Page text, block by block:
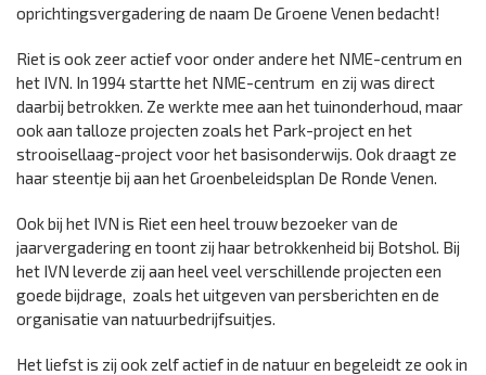
oprichtingsvergadering de naam De Groene Venen bedacht!
Riet is ook zeer actief voor onder andere het NME-centrum en
het IVN. In 1994 startte het NME-centrum en zij was direct
daarbij betrokken. Ze werkte mee aan het tuinonderhoud, maar
ook aan talloze projecten zoals het Park-project en het
strooisellaag-project voor het basisonderwijs. Ook draagt ze
haar steentje bij aan het Groenbeleidsplan De Ronde Venen.
Ook bij het IVN is Riet een heel trouw bezoeker van de
jaarvergadering en toont zij haar betrokkenheid bij Botshol. Bij
het IVN leverde zij aan heel veel verschillende projecten een
goede bijdrage, zoals het uitgeven van persberichten en de
organisatie van natuurbedrijfsuitjes.
Het liefst is zij ook zelf actief in de natuur en begeleidt ze ook in